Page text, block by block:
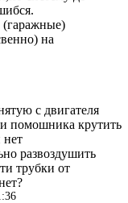
(гаражные)
на
с двигателя
помошника крутить
нет
развоздушить
трубки от